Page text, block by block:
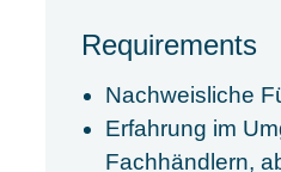
Requirements
Nachweisliche
Erfahrung im
Fachhändlern,